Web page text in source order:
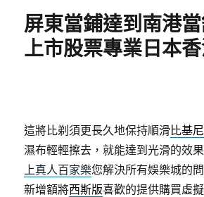
屏東當鋪達到南港
上市股票專業日本
這將比剃須更長久地保持順滑比基
濕布輕輕擦去，就能達到光滑的效
上真人百家樂您解決所有娛樂城的
新增額將西斯版喜歡的提供購買虛